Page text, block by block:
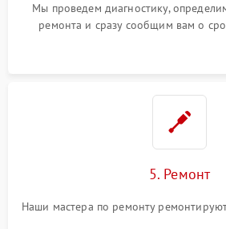
Мы проведем диагностику,
ремонта и сразу сообщим вам о
5. Ремонт
Наши мастера по ремонту